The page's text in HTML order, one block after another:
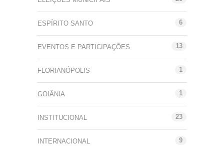
ESPÍRITO SANTO 6
EVENTOS E PARTICIPAÇÕES 13
FLORIANÓPOLIS 1
GOIÂNIA 1
INSTITUCIONAL 23
INTERNACIONAL 9